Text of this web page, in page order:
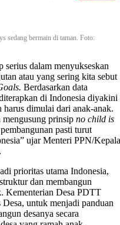
sedang bermain di taman. Foto:
serius dalam menyukseskan
atau yang sering kita sebut
Berdasarkan data
di Indonesia diyakini
harus dimulai dari anak-anak.
mengusung prinsip no child is
pasti turut
ujar Menteri PPN/Kepala
prioritas utama Indonesia,
dan membangun
Kementerian Desa PDTT
untuk menjadi panduan
desanya secara